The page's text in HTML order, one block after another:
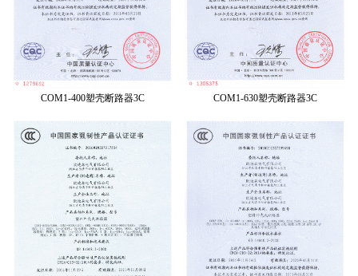
COM1-400塑壳断路器3C COM1-630塑壳断路器3C